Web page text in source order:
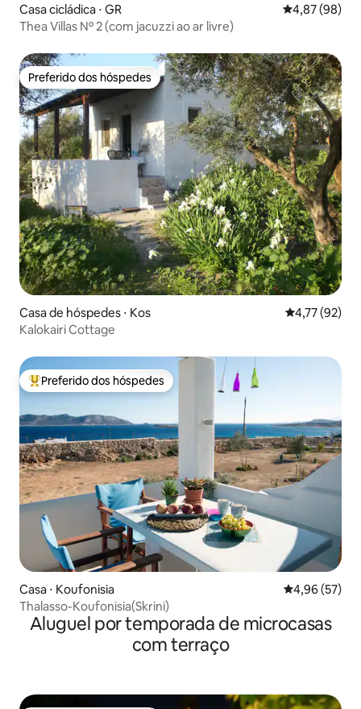
Casa cicládica ⋅ GR 4,87 de uma
4,87 (98)
Thea Villas Nº 2 (com jacuzzi ao ar livre)
Preferido dos hóspedes
Preferido dos hóspedes
Casa de hóspedes ⋅ Kos 4,77 de uma
4,77 (92)
Kalokairi Cottage
Entre os melhores preferidos dos hóspedes
Preferido dos hóspedes
Casa ⋅ Koufonisia 4,96 de uma
4,96 (57)
Thalasso-Koufonisia(Skrini)
Aluguel por temporada de microcasas
com terraço